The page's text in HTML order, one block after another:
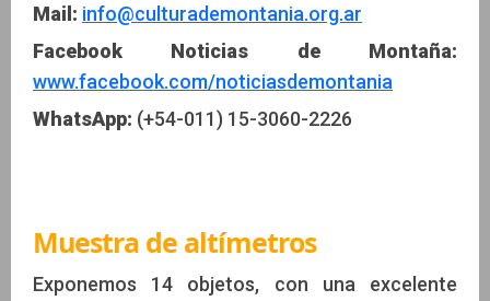
Mail: info@culturademontania.org.ar
Facebook Noticias de Montaña:
www.facebook.com/noticiasdemontania
WhatsApp: (+54-011) 15-3060-2226
Muestra de altímetros
Exponemos 14 objetos, con una excelente